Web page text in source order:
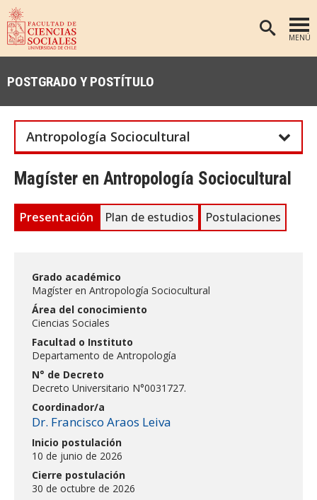
MENÚ
DEPARTAMENTOS
ANTROPOLOGÍA
EDUCACIÓN
SOCIOLOGÍA
PREGRADO
POSTGRADO
PUBLICACIONES
ADMISIÓN
ACADÉMICOS
POSTGRADO Y POSTÍTULO
Antropología Sociocultural
Magíster en Antropología Sociocultural
Presentación Plan de estudios Postulaciones
Grado académico
Magíster en Antropología Sociocultural
Área del conocimiento
Ciencias Sociales
Facultad o Instituto
Departamento de Antropología
N° de Decreto
Decreto Universitario N°0031727.
Coordinador/a
Dr. Francisco Araos Leiva
Inicio postulación
10 de junio de 2026
Cierre postulación
30 de octubre de 2026